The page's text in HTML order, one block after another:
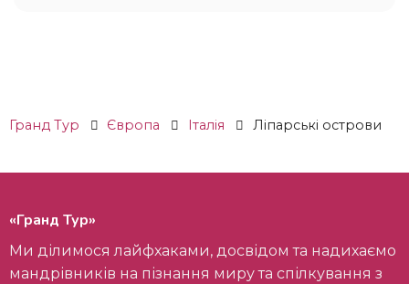
Гранд Тур Європа Італія Ліпарські острови
«Гранд Тур»
Ми ділимося лайфхаками, досвідом та надихаємо
мандрівників на пізнання миру та спілкування з